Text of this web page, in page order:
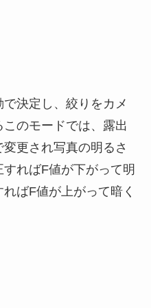
決定し、絞りをカメ
のモードでは、露出
更され写真の明るさ
ればF値が下がって明
ばF値が上がって暗く